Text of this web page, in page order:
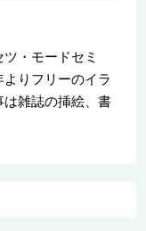
・モードセミ
りフリーのイラ
雑誌の挿絵、書